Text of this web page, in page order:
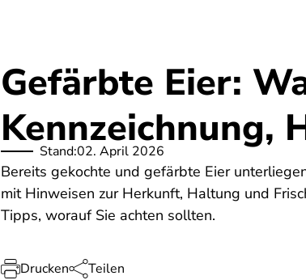
Gefärbte Eier:
Kennzeichnung,
Stand:02. April 2026
Bereits gekochte und gefärbte Eier
mit Hinweisen zur Herkunft, Haltung und
Tipps, worauf Sie achten sollten.
Drucken Teilen